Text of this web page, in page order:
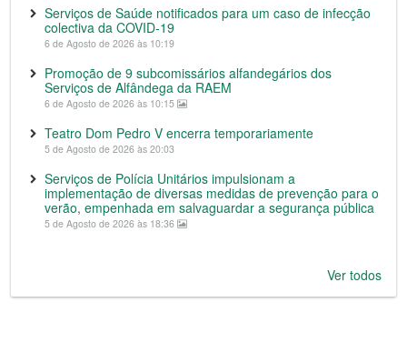
Serviços de Saúde notificados para um caso de infecção
colectiva da COVID-19
6 de Agosto de 2026 às 10:19
Promoção de 9 subcomissários alfandegários dos
Serviços de Alfândega da RAEM
6 de Agosto de 2026 às 10:15
Teatro Dom Pedro V encerra temporariamente
5 de Agosto de 2026 às 20:03
Serviços de Polícia Unitários impulsionam a
implementação de diversas medidas de prevenção para o
verão, empenhada em salvaguardar a segurança pública
5 de Agosto de 2026 às 18:36
Ver todos